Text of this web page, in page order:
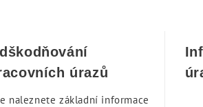
úrazů
naleznete základní informace